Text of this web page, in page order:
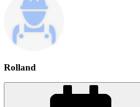
Rolland